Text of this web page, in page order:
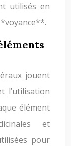
utilisés en
jouent
l’utilisation
élément
et
pour